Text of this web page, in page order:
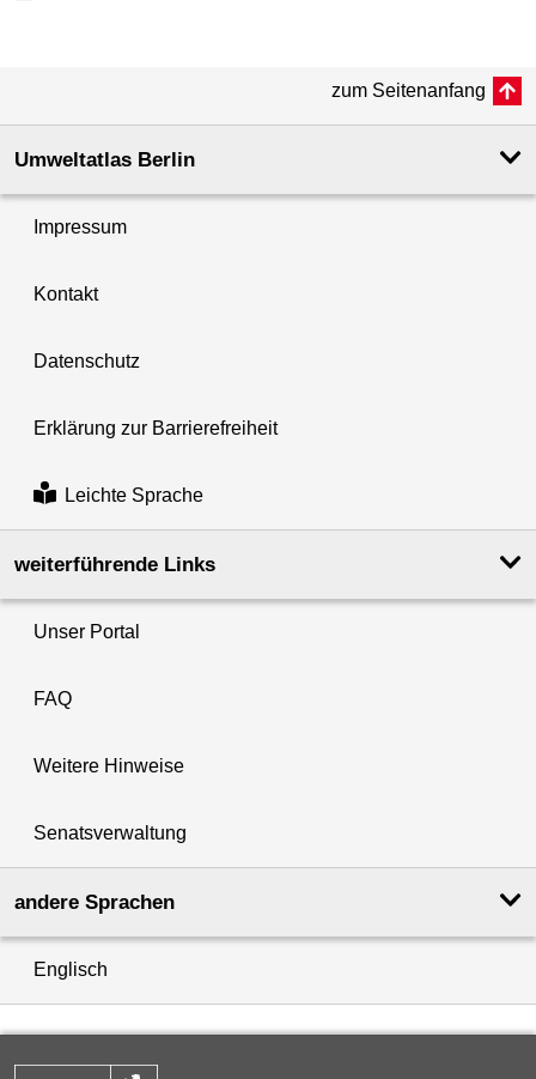
zum Seitenanfang
Umweltatlas Berlin
Impressum
Kontakt
Datenschutz
Erklärung zur Barrierefreiheit
Leichte Sprache
weiterführende Links
Unser Portal
FAQ
Weitere Hinweise
Senatsverwaltung
andere Sprachen
Englisch